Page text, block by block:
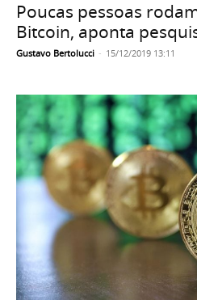
Poucas pessoas
Bitcoin, aponta
Gustavo Bertolucci - 15/12/2019 13:11